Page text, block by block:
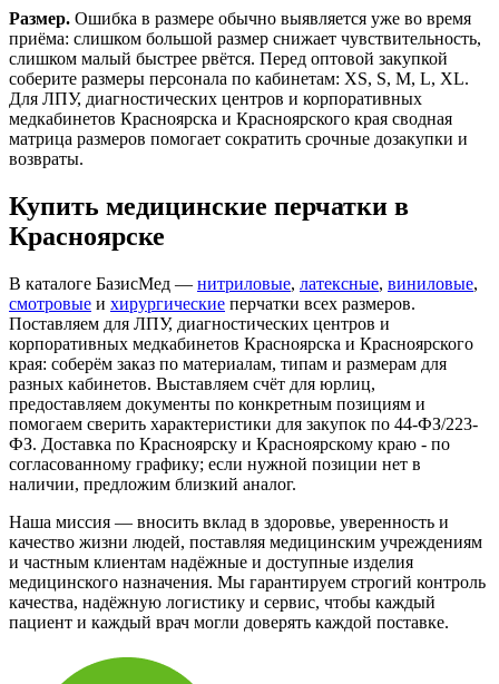
Размер. Ошибка в размере обычно выявляется уже во время
приёма: слишком большой размер снижает чувствительность,
слишком малый быстрее рвётся. Перед оптовой закупкой
соберите размеры персонала по кабинетам: XS, S, M, L, XL.
Для ЛПУ, диагностических центров и корпоративных
медкабинетов Красноярска и Красноярского края сводная
матрица размеров помогает сократить срочные дозакупки и
возвраты.
Купить медицинские перчатки в
Красноярске
В каталоге БазисМед — нитриловые, латексные, виниловые,
смотровые и хирургические перчатки всех размеров.
Поставляем для ЛПУ, диагностических центров и
корпоративных медкабинетов Красноярска и Красноярского
края: соберём заказ по материалам, типам и размерам для
разных кабинетов. Выставляем счёт для юрлиц,
предоставляем документы по конкретным позициям и
помогаем сверить характеристики для закупок по 44-ФЗ/223-
ФЗ. Доставка по Красноярску и Красноярскому краю - по
согласованному графику; если нужной позиции нет в
наличии, предложим близкий аналог.
Наша миссия — вносить вклад в здоровье, уверенность и
качество жизни людей, поставляя медицинским учреждениям
и частным клиентам надёжные и доступные изделия
медицинского назначения. Мы гарантируем строгий контроль
качества, надёжную логистику и сервис, чтобы каждый
пациент и каждый врач могли доверять каждой поставке.